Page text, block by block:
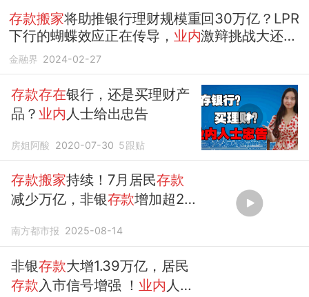
存款搬家将助推银行理财规模重回30万亿？LPR
下行的蝴蝶效应正在传导， 业内激辩挑战大还是
机遇大
金融界 2024-02-27
存款存在银行，还是买理财产
品？ 业内 人士给出忠告
房姐阿酸 2020-07-30 5跟贴
存款搬家持续！7月居民存款
减少万亿，非银存款增加超2
南方都市报 2025-08-14
非银存款大增1.39万亿，居民
存款入市信号增强 ！ 业内 人